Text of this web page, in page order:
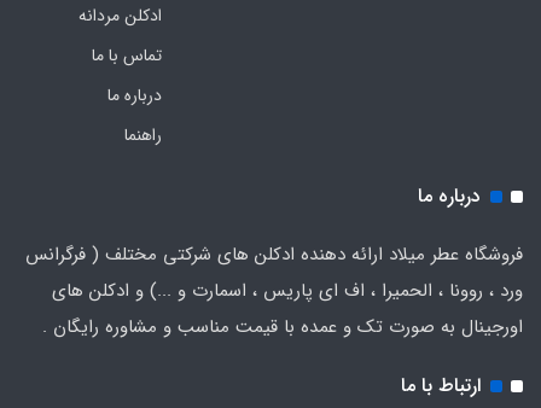
ادکلن مردانه
تماس با ما
درباره ما
راهنما
درباره ما
فروشگاه عطر میلاد ارائه دهنده ادکلن های شرکتی مختلف ( فرگرانس
ورد ، روونا ، الحمیرا ، اف ای پاریس ، اسمارت و ...) و ادکلن های
اورجینال به صورت تک و عمده با قیمت مناسب و مشاوره رایگان .
ارتباط با ما